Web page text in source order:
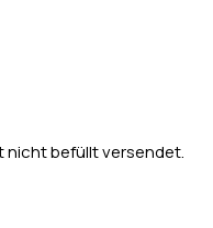
nicht befüllt versendet.